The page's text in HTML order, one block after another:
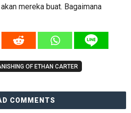
mereka buat. Bagaimana
OF ETHAN CARTER
COMMENTS